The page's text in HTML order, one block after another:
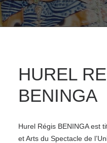
HUREL
BENINGA
Hurel Régis BENINGA est
et Arts du Spectacle de